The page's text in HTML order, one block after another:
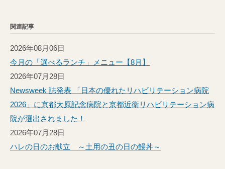
関連記事
2026年08月06日
今月の「選べるランチ」メニュー【8月】
2026年07月28日
Newsweek 誌発表 「日本の優れたリハビリテーション病院
2026」に京都大原記念病院と京都近衛リハビリテーション病
院が選出されました！
2026年07月28日
ハレの日のお献立 ～土用の丑の日の鰻丼～